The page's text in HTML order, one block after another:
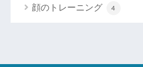
顔のトレーニング 4